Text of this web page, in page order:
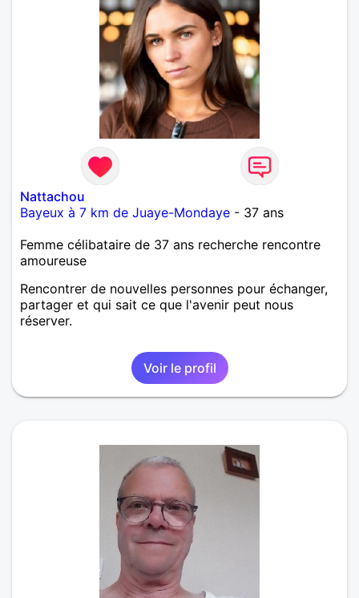
Nattachou
Bayeux à 7 km de Juaye-Mondaye - 37 ans
Femme célibataire de 37 ans recherche rencontre
amoureuse
Rencontrer de nouvelles personnes pour échanger,
partager et qui sait ce que l'avenir peut nous
réserver.
Voir le profil